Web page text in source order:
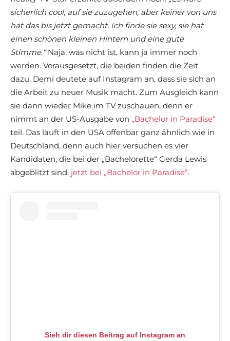
sicherlich cool, auf sie zuzugehen, aber keiner von uns
hat das bis jetzt gemacht. Ich finde sie sexy, sie hat
einen schönen kleinen Hintern und eine gute
Stimme.“Naja, was nicht ist, kann ja immer noch
werden. Vorausgesetzt, die beiden finden die Zeit
dazu. Demi deutete auf Instagram an, dass sie sich an
die Arbeit zu neuer Musik macht. Zum Ausgleich kann
sie dann wieder Mike im TV zuschauen, denn er
nimmt an der US-Ausgabe von „Bachelor in Paradise“
teil. Das läuft in den USA offenbar ganz ähnlich wie in
Deutschland, denn auch hier versuchen es vier
Kandidaten, die bei der „Bachelorette“ Gerda Lewis
abgeblitzt sind, jetzt bei „Bachelor in Paradise“.
Sieh dir diesen Beitrag auf Instagram an